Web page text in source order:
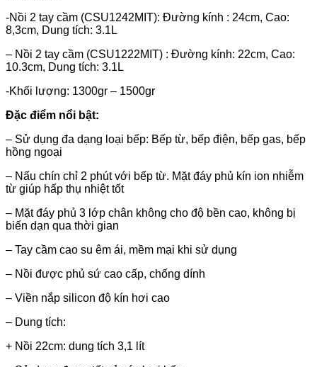
-Nồi 2 tay cầm (CSU1242MIT): Đường kính : 24cm, Cao:
8,3cm, Dung tích: 3.1L
– Nồi 2 tay cầm (CSU1222MIT) : Đường kính: 22cm, Cao:
10.3cm, Dung tích: 3.1L
-Khối lượng: 1300gr – 1500gr
Đặc điểm nổi bật:
– Sử dụng đa dạng loại bếp: Bếp từ, bếp điện, bếp gas, bếp
hồng ngoại
– Nấu chín chỉ 2 phút với bếp từ. Mặt đáy phủ kín ion nhiễm
từ giúp hấp thụ nhiệt tốt
– Mặt đáy phủ 3 lớp chân không cho độ bền cao, không bị
biến dạn qua thời gian
– Tay cầm cao su êm ái, mềm mại khi sử dụng
– Nồi được phủ sứ cao cấp, chống dính
– Viền nắp silicon độ kín hơi cao
– Dung tích:
+ Nồi 22cm: dung tích 3,1 lít